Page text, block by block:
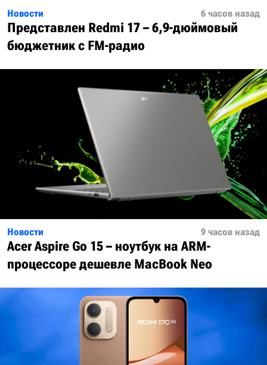
Новости 6 часов назад
Представлен Redmi 17 – 6,9-дюймовый
бюджетник с FM-радио
Новости 9 часов назад
Acer Aspire Go 15 – ноутбук на ARM-
процессоре дешевле MacBook Neo